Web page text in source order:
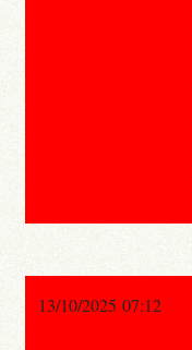
13/10/2025 07:12